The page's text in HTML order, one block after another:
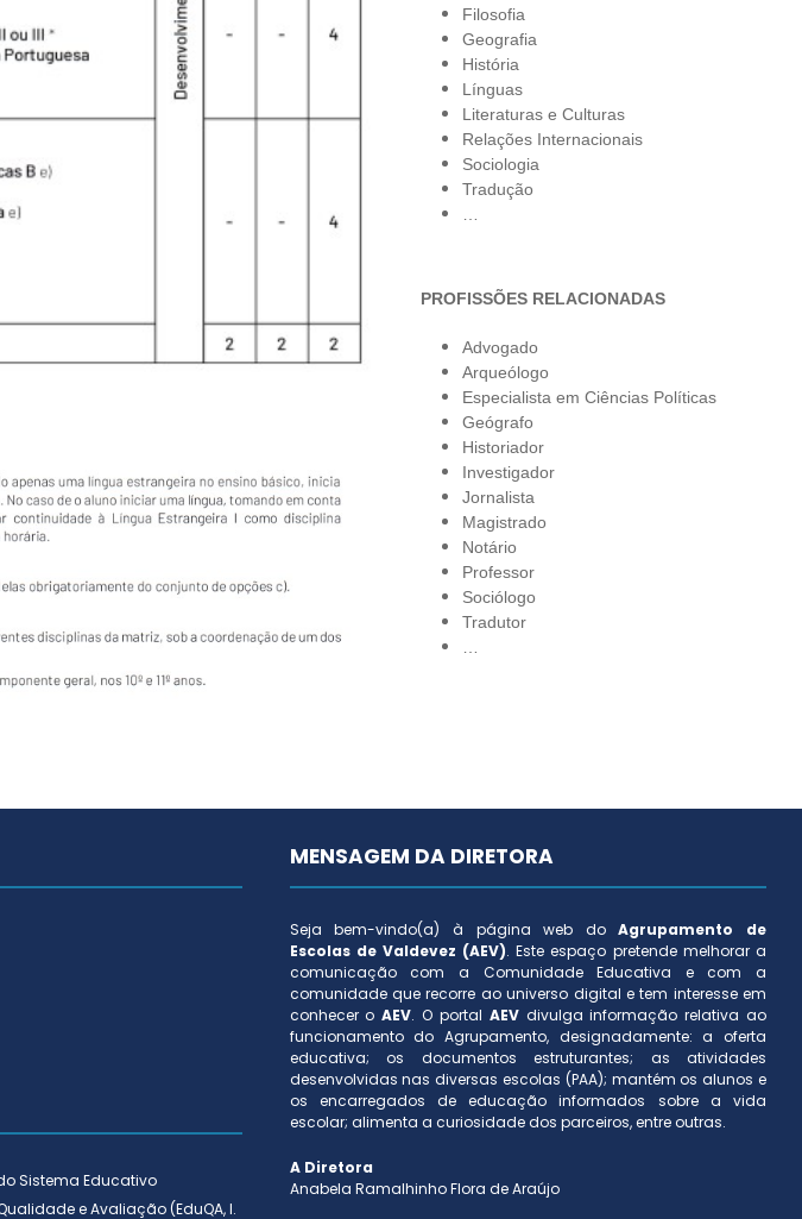
Filosofia
Geografia
História
Línguas
Literaturas e Culturas
Relações Internacionais
Sociologia
Tradução
PROFISSÕES RELACIONADAS
Advogado
Arqueólogo
Especialista em Ciências Políticas
Geógrafo
Historiador
Investigador
Jornalista
Magistrado
Notário
Professor
Sociólogo
Tradutor
Sistema Educativo
e Avaliação (EduQA, I.
MENSAGEM DA DIRETORA
Seja bem-vindo(a) à página web doAgrupamento de
Escolas de Valdevez (AEV). Este espaço pretende melhorar a
comunicação com a Comunidade Educativa e com a
comunidade que recorre ao universo digital e tem interesse em
conhecer oAEV. O portal AEVdivulga informação relativa ao
funcionamento do Agrupamento, designadamente: a oferta
educativa; os documentos estruturantes; as atividades
desenvolvidas nas diversas escolas (PAA); mantém os alunos e
os encarregados de educação informados sobre a vida
escolar; alimenta a curiosidade dos parceiros, entre outras.
A Diretora
Anabela Ramalhinho Flora de Araújo